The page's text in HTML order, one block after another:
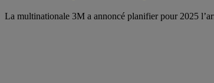
La multinationale 3M a annoncé planifier pour 2025